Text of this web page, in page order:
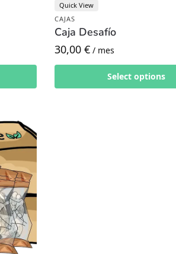
CAJAS
Caja Desafío
30,00 € / mes
Select options
Quick View